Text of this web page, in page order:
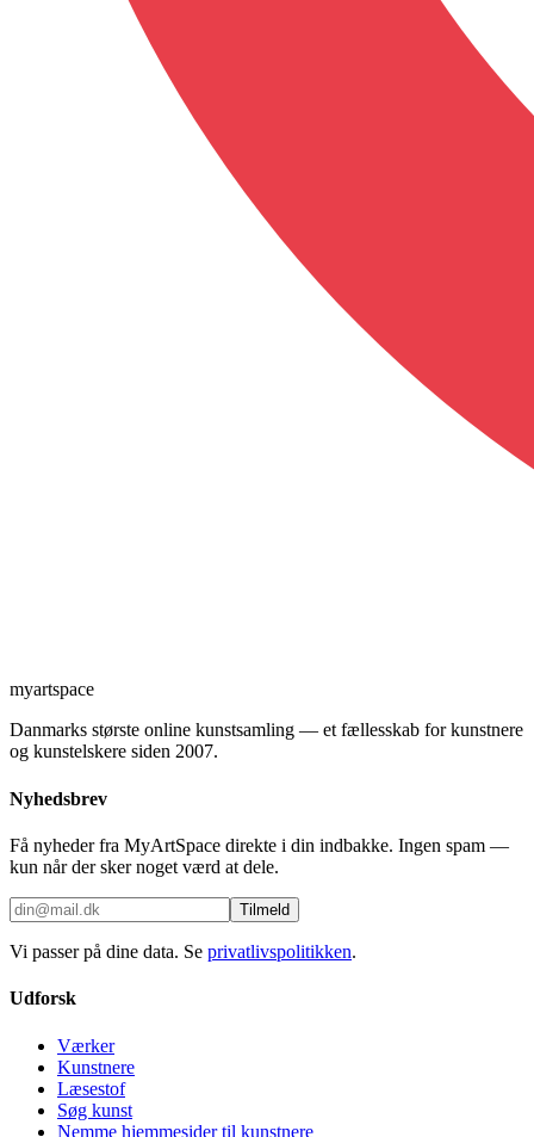
myartspace
Danmarks største online kunstsamling — et fællesskab for kunstnere
og kunstelskere siden 2007.
Nyhedsbrev
Få nyheder fra MyArtSpace direkte i din indbakke. Ingen spam —
kun når der sker noget værd at dele.
Tilmeld
Vi passer på dine data. Se privatlivspolitikken.
Udforsk
Værker
Kunstnere
Læsestof
Søg kunst
Nemme hjemmesider til kunstnere